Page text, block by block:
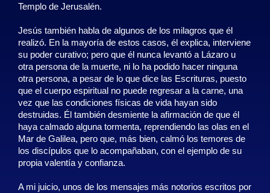
Templo de Jerusalén.
Jesús también habla de algunos de los milagros que él
realizó. En la mayoría de estos casos, él explica, interviene
su poder curativo; pero que él nunca levantó a Lázaro u
otra persona de la muerte, ni lo ha podido hacer ninguna
otra persona, a pesar de lo que dice las Escrituras, puesto
que el cuerpo espiritual no puede regresar a la carne, una
vez que las condiciones físicas de vida hayan sido
destruidas. Él también desmiente la afirmación de que él
haya calmado alguna tormenta, reprendiendo las olas en el
Mar de Galilea, pero que, más bien, calmó los temores de
los discípulos que lo acompañaban, con el ejemplo de su
propia valentía y confianza.
A mi juicio, unos de los mensajes más notorios escritos por